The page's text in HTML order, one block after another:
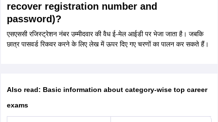
recover registration number and
password)?
एसएससी रजिस्ट्रेशन नंबर उम्मीदवार की वैध ई-मेल आईडी पर भेजा जाता है। जबकि
छात्र पासवर्ड रिकवर करने के लिए लेख में ऊपर दिए गए चरणों का पालन कर सकते हैं।
Also read: Basic information about category-wise top career
exams